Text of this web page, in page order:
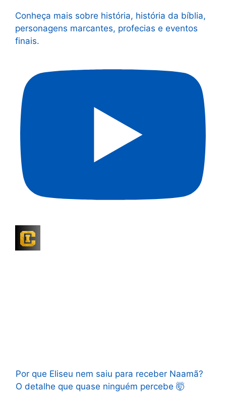
Conheça mais sobre história, história da bíblia,
personagens marcantes, profecias e eventos
finais.
Por que Eliseu nem saiu para receber Naamã?
O detalhe que quase ninguém percebe 🤯